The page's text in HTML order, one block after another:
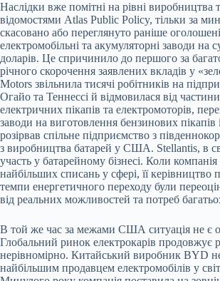
Наслідки вже помітні на рівні виробництва
відомостями Atlas Public Policy, тільки за
скасовано або переглянуто раніше
електромобільні та акумуляторні заводи на
доларів. Це спричинило до першого за
річного скорочення заявлених вкладів у
Motors звільнила тисячі робітників на
Огайо та Теннессі й відмовилася від
електричних пікапів та електромоторів,
заводи на виготовлення бензинових пікапів
розірвав спільне підприємство з
з виробництва батарей у США. Stellantis, в
участь у батарейному бізнесі. Коли компанія
найбільших списань у сфері, її
темпи енергетичного переходу були
від реальних можливостей та потреб
В той же час за межами США ситуація не є
Глобальний ринок електрокарів продовжує
нерівномірно. Китайський виробник BYD
найбільшим продавцем електромобілів у